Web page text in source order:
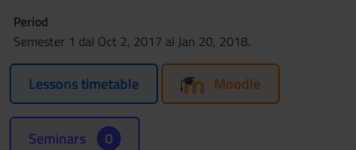
Period
Semester 1 dal Oct 2, 2017 al Jan 20, 2018.
Lessons timetable Moodle
Seminars 0